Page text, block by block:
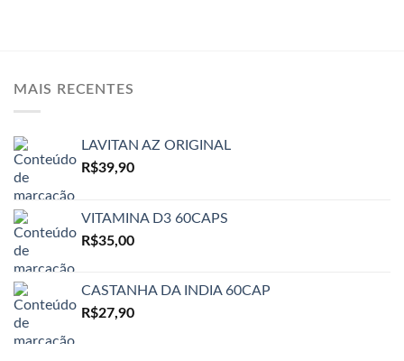
MAIS RECENTES
LAVITAN AZ ORIGINAL
R$39,90
VITAMINA D3 60CAPS
R$35,00
CASTANHA DA INDIA 60CAP
R$27,90